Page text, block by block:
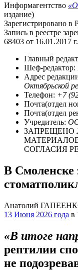
Информагентство
издание)
Зарегистрировано в
Запись в реестре
68403 от 16.01.2017 г.
Главный
Шеф-редактор:
Адрес
Октябрьской
Телефон: +7
Почта(отдел
Почта(отдел
Учредитель:
ЗАПРЕЩЕНО
СОГЛАСИЯ
В Смоленске
Анатолий
13 Июня 2026 года в
«В итоге
рептилии
не